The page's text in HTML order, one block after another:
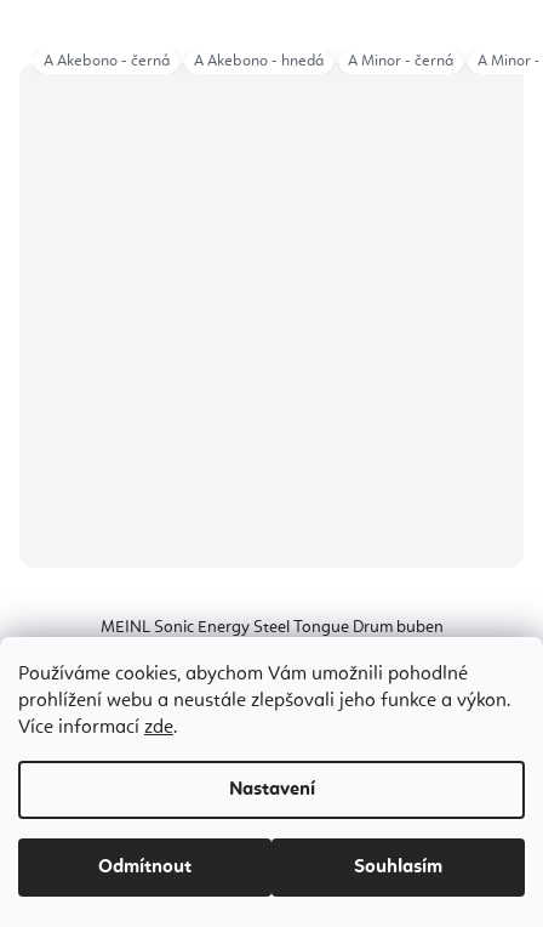
Používáme cookies, abychom Vám umožnili pohodlné
prohlížení webu a neustále zlepšovali jeho funkce a výkon.
Více informací zde.
Nastavení
Odmítnout Souhlasím
MEINL Sonic Energy Steel Tongue Drum buben
Odesíláme do 8-10 dnů
A Akebono - černá A Akebono - hnedá A Minor - černá A Minor -